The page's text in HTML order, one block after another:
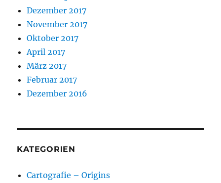
Dezember 2017
November 2017
Oktober 2017
April 2017
März 2017
Februar 2017
Dezember 2016
KATEGORIEN
Cartografie – Origins